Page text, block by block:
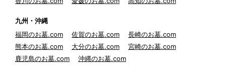
九州・沖縄
福岡のお墓.com
佐賀のお墓.com
長崎のお墓.com
熊本のお墓.com
大分のお墓.com
宮崎のお墓.com
鹿児島のお墓.com
沖縄のお墓.com